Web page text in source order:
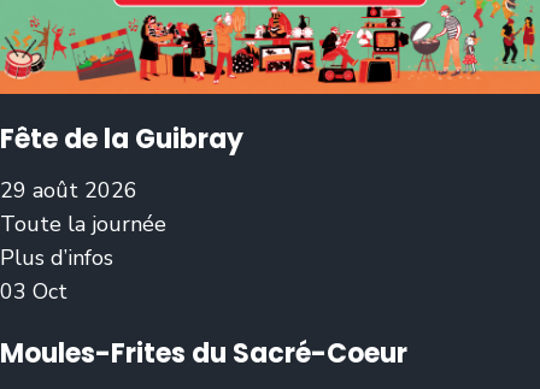
Fête de la Guibray
29 août 2026
Toute la journée
Plus d’infos
03 Oct
Moules-Frites du Sacré-Coeur